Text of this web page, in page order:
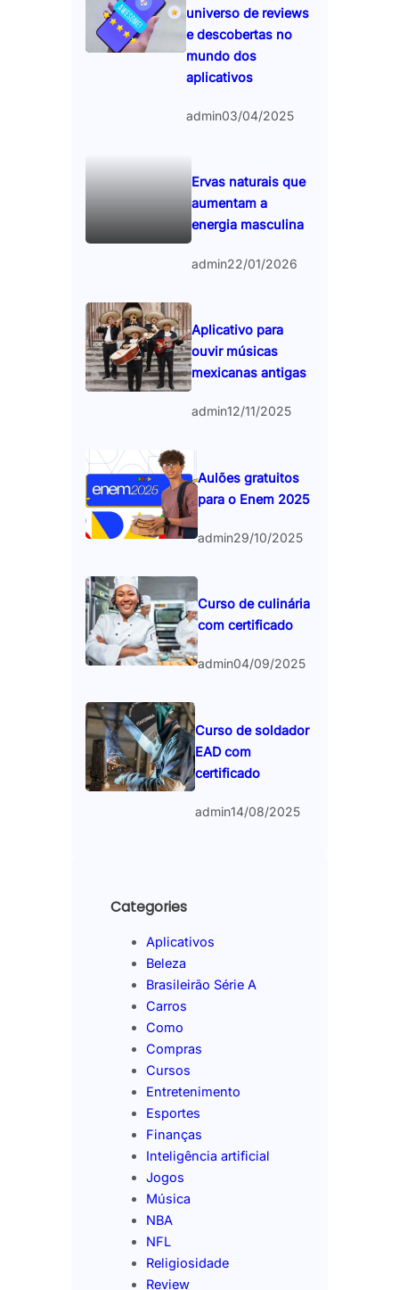
universo de reviews
e descobertas no
mundo dos
aplicativos
admin03/04/2025
Ervas naturais que
aumentam a
energia masculina
admin22/01/2026
Aplicativo para
ouvir músicas
mexicanas antigas
admin12/11/2025
Aulões gratuitos
para o Enem 2025
admin29/10/2025
Curso de culinária
com certificado
admin04/09/2025
Curso de soldador
EAD com
certificado
admin14/08/2025
Categories
Aplicativos
Beleza
Brasileirão Série A
Carros
Como
Compras
Cursos
Entretenimento
Esportes
Finanças
Inteligência artificial
Jogos
Música
NBA
NFL
Religiosidade
Review